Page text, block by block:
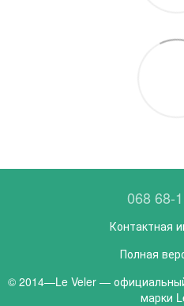
068 68-
Контактная
Полная
© 2014—Le Veler —
марки